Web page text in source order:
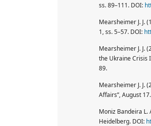
ss. 89–111. DOI:
Mearsheimer J. J.
1, ss. 5–57. DOI:
Mearsheimer J. J.
the Ukraine Crisis
89.
Mearsheimer J. J.
Affairs”, August 17.
Moniz Bandeira L.
Heidelberg. DOI: